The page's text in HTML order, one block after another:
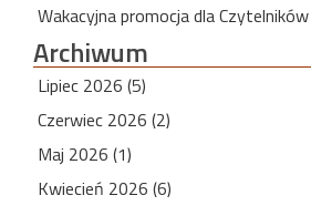
Wakacyjna promocja dla
Archiwum
Lipiec 2026 (5)
Czerwiec 2026 (2)
Maj 2026 (1)
Kwiecień 2026 (6)